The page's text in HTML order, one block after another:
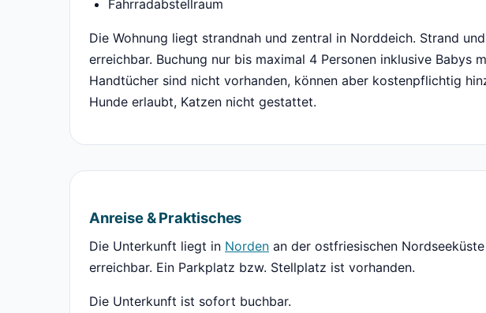
Fahrradabstellraum
Die Wohnung liegt strandnah und zentral in Norddeich. Strand
erreichbar. Buchung nur bis maximal 4 Personen inklusive Babys
Handtücher sind nicht vorhanden, können aber kostenpflichtig
Hunde erlaubt, Katzen nicht gestattet.
Anreise & Praktisches
Die Unterkunft liegt in Norden an der ostfriesischen
erreichbar. Ein Parkplatz bzw. Stellplatz ist vorhanden.
Die Unterkunft ist sofort buchbar.